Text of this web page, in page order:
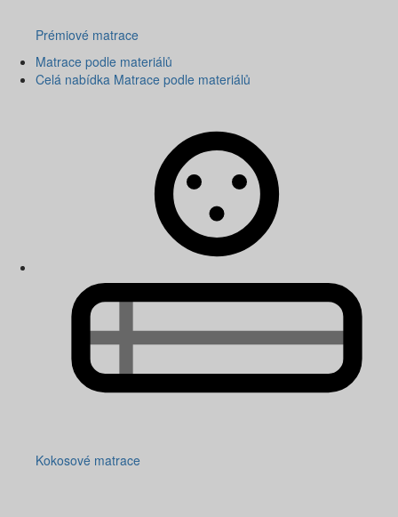
Prémiové matrace
Matrace podle materiálů
Celá nabídka Matrace podle materiálů
Kokosové matrace